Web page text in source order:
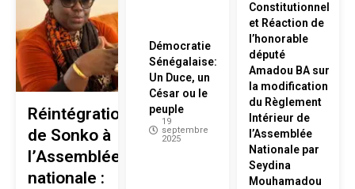
Réintégration
de Sonko à
l’Assemblée
nationale :
Démocratie
Sénégalaise:
Un Duce, un
César ou le
peuple
19
septembre
2025
Constitutionnel
et Réaction de
l’honorable
député
Amadou BA sur
la modification
du Règlement
Intérieur de
l’Assemblée
Nationale par
Seydina
Mouhamadou